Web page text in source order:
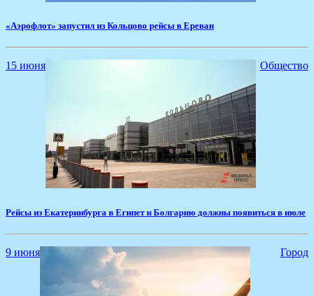
«Аэрофлот» запустил из Кольцово рейсы в Ереван
15 июня Общество
​Рейсы из Екатеринбурга в Египет и Болгарию должны появиться в июле
9 июня Город